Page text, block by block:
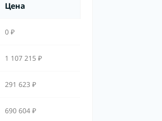
Цена
0 ₽
1 107 215 ₽
291 623 ₽
690 604 ₽